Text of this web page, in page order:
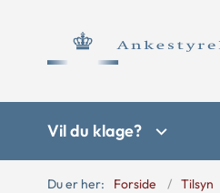
Vil du klage?
Du er her: Forside Tilsyn